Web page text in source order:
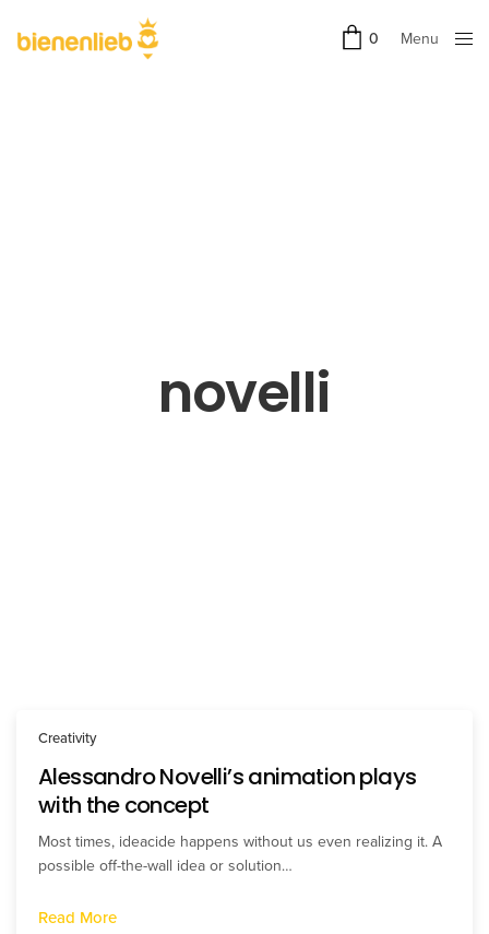
0
Menu
novelli
Creativity
Alessandro Novelli’s animation plays
with the concept
Most times, ideacide happens without us even realizing it. A
possible off-the-wall idea or solution…
Read More